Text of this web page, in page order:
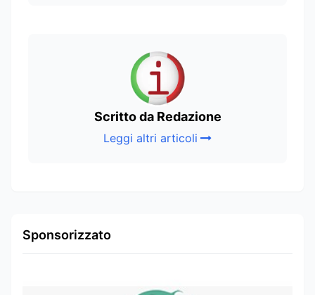
Scritto da Redazione
Leggi altri articoli
Sponsorizzato